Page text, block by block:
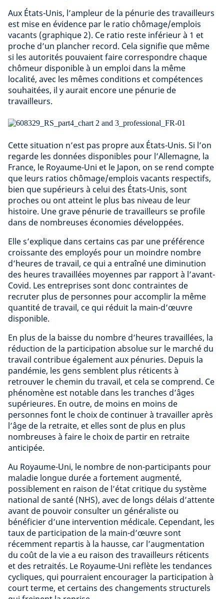
Aux États-Unis, l’ampleur de la pénurie des travailleurs
est mise en évidence par le ratio chômage/emplois
vacants (graphique 2). Ce ratio reste inférieur à 1 et
proche d’un plancher record. Cela signifie que même
si les autorités pouvaient faire correspondre chaque
chômeur disponible à un emploi dans la même
localité, avec les mêmes conditions et compétences
souhaitées, il y aurait encore une pénurie de
travailleurs.
Cette situation n’est pas propre aux États-Unis. Si l’on
regarde les données disponibles pour l’Allemagne, la
France, le Royaume-Uni et le Japon, on se rend compte
que leurs ratios chômage/emplois vacants respectifs,
bien que supérieurs à celui des États-Unis, sont
proches ou ont atteint le plus bas niveau de leur
histoire. Une grave pénurie de travailleurs se profile
dans de nombreuses économies développées.
Elle s’explique dans certains cas par une préférence
croissante des employés pour un moindre nombre
d’heures de travail, ce qui a entraîné une diminution
des heures travaillées moyennes par rapport à l’avant-
Covid. Les entreprises sont donc contraintes de
recruter plus de personnes pour accomplir la même
quantité de travail, ce qui réduit la main-d’œuvre
disponible.
En plus de la baisse du nombre d’heures travaillées, la
réduction de la participation absolue sur le marché du
travail contribue également aux pénuries. Depuis la
pandémie, les gens semblent plus réticents à
retrouver le chemin du travail, et cela se comprend. Ce
phénomène est notable dans les tranches d’âges
supérieures. En outre, de moins en moins de
personnes font le choix de continuer à travailler après
l’âge de la retraite, et elles sont de plus en plus
nombreuses à faire le choix de partir en retraite
anticipée.
Au Royaume-Uni, le nombre de non-participants pour
maladie longue durée a fortement augmenté,
possiblement en raison de l’état critique du système
national de santé (NHS), avec de longs délais d’attente
avant de pouvoir consulter un généraliste ou
bénéficier d’une intervention médicale. Cependant, les
taux de participation de la main-d’œuvre sont
récemment repartis à la hausse, car l’augmentation
du coût de la vie a eu raison des travailleurs réticents
et des retraités. Le Royaume-Uni reflète les tendances
cycliques, qui pourraient encourager la participation à
court terme, et certains des changements structurels